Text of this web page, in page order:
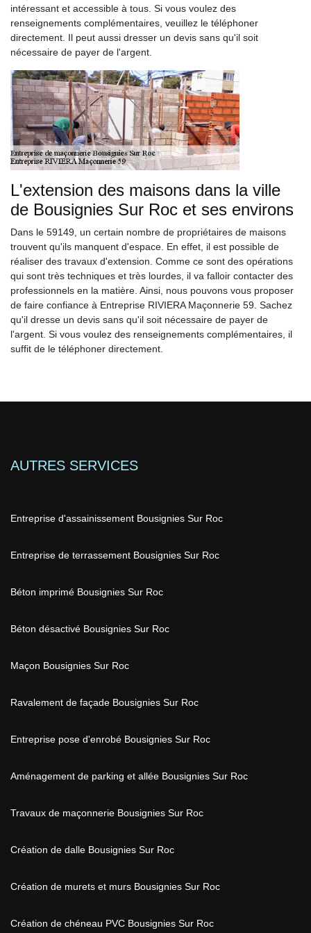
intéressant et accessible à tous. Si vous voulez des
renseignements complémentaires, veuillez le téléphoner
directement. Il peut aussi dresser un devis sans qu'il soit
nécessaire de payer de l'argent.
L'extension des maisons dans la ville
de Bousignies Sur Roc et ses environs
Dans le 59149, un certain nombre de propriétaires de maisons
trouvent qu'ils manquent d'espace. En effet, il est possible de
réaliser des travaux d'extension. Comme ce sont des opérations
qui sont très techniques et très lourdes, il va falloir contacter des
professionnels en la matière. Ainsi, nous pouvons vous proposer
de faire confiance à Entreprise RIVIERA Maçonnerie 59. Sachez
qu'il dresse un devis sans qu'il soit nécessaire de payer de
l'argent. Si vous voulez des renseignements complémentaires, il
suffit de le téléphoner directement.
AUTRES SERVICES
Entreprise d'assainissement Bousignies Sur Roc
Entreprise de terrassement Bousignies Sur Roc
Béton imprimé Bousignies Sur Roc
Béton désactivé Bousignies Sur Roc
Maçon Bousignies Sur Roc
Ravalement de façade Bousignies Sur Roc
Entreprise pose d'enrobé Bousignies Sur Roc
Aménagement de parking et allée Bousignies Sur Roc
Travaux de maçonnerie Bousignies Sur Roc
Création de dalle Bousignies Sur Roc
Création de murets et murs Bousignies Sur Roc
Création de chéneau PVC Bousignies Sur Roc